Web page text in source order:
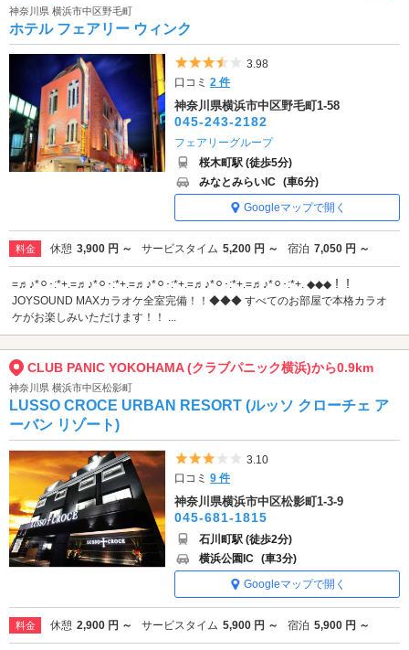
神奈川県 横浜市中区野毛町
ホテル フェアリー ウィンク
5つ星のうち3.5
3.98
口コミ2 件
神奈川県横浜市中区野毛町1-58
045-243-2182
フェアリーグループ
桜木町駅 (徒歩5分)
みなとみらいIC (車6分)
Googleマップで開く
料金 休憩 3,900 円 ～ サービスタイム 5,200 円 ～ 宿泊 7,050 円 ～
=♬♪*⚪︎･:*+.=♬♪*⚪︎･:*+.=♬♪*⚪︎･:*+.=♬♪*⚪︎･:*+.=♬♪*⚪︎･:*+. ◆◆◆！！
JOYSOUND MAXカラオケ全室完備！！◆◆◆ すべてのお部屋で本格カラオ
ケがお楽しみいただけます！！ ...
CLUB PANIC YOKOHAMA (クラブパニック横浜)から0.9km
神奈川県 横浜市中区松影町
LUSSO CROCE URBAN RESORT (ルッソ クローチェ ア
ーバン リゾート)
5つ星のうち3
3.10
口コミ9 件
神奈川県横浜市中区松影町1-3-9
045-681-1815
石川町駅 (徒歩2分)
横浜公園IC (車3分)
Googleマップで開く
料金 休憩 2,900 円 ～ サービスタイム 5,900 円 ～ 宿泊 5,900 円 ～